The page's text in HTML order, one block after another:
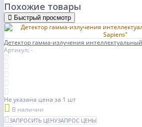
Похожие товары
Быстрый просмотр
Детектор гамма-излучения
Артикул: -
Не указана цена за 1 шт
В наличии
ЗАПРОСИТЬ ЦЕНУЗАПРОС ЦЕНЫ